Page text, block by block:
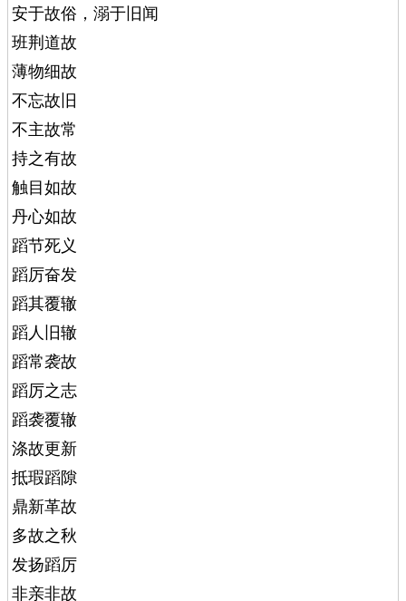
安于故俗，溺于旧闻
班荆道故
薄物细故
不忘故旧
不主故常
持之有故
触目如故
丹心如故
蹈节死义
蹈厉奋发
蹈其覆辙
蹈人旧辙
蹈常袭故
蹈厉之志
蹈袭覆辙
涤故更新
抵瑕蹈隙
鼎新革故
多故之秋
发扬蹈厉
非亲非故